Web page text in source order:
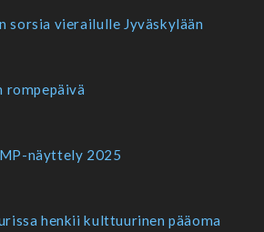
sorsia vierailulle Jyväskylään
rompepäivä
näyttely 2025
henkii kulttuurinen pääoma